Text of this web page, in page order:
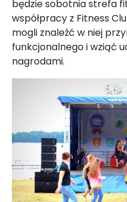
będzie sobotnia strefa
współpracy z Fitness
mogli znaleźć w niej
funkcjonalnego i wziąć
nagrodami.